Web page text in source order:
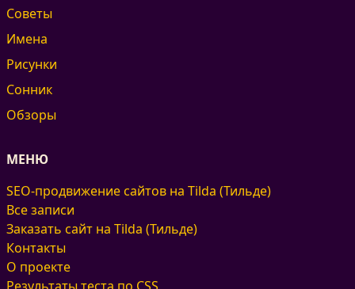
Советы
Имена
Рисунки
Сонник
Обзоры
МЕНЮ
SEO-продвижение сайтов на Tilda (Тильде)
Все записи
Заказать сайт на Tilda (Тильде)
Контакты
О проекте